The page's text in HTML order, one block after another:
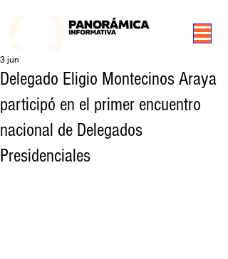
Delegado Eligio Montecinos Araya
participó en el primer encuentro
nacional de Delegados
Presidenciales
3 jun